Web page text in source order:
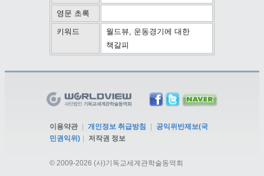
영문 초록
키워드
월드뷰, 운동경기에 대한
책갈피
이용약관 개인정보 취급방침
공익위반제보(국
민권익위)
저작권 정보
© 2009-2026 (사)기독교세계관학술동역회